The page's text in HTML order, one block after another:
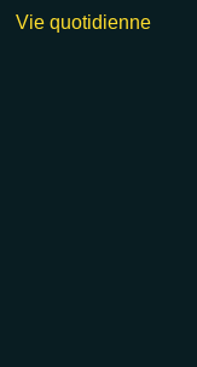
Vie quotidienne